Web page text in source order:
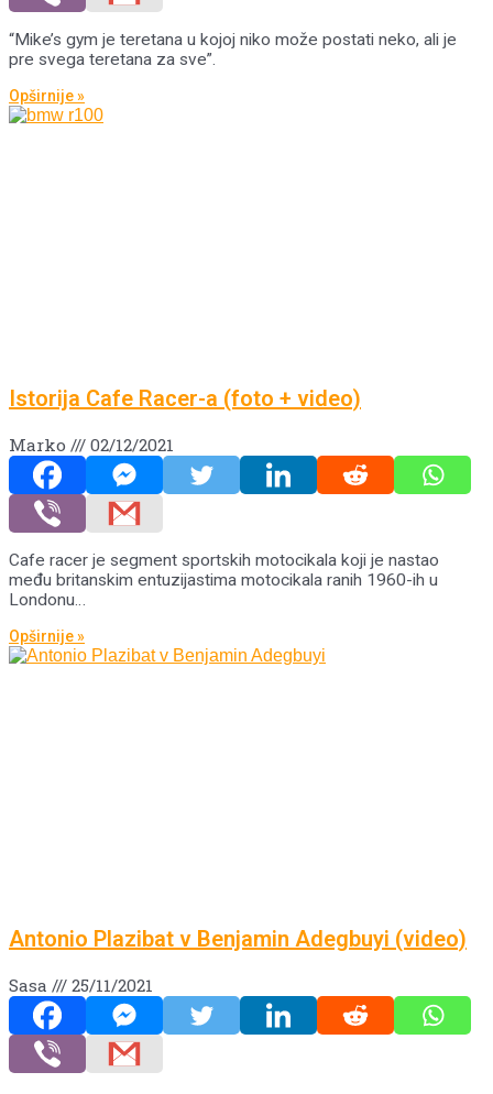
“Mike’s gym je teretana u kojoj niko može postati neko, ali je
pre svega teretana za sve”.
Opširnije »
Istorija Cafe Racer-a (foto + video)
Marko 02/12/2021
Cafe racer je segment sportskih motocikala koji je nastao
među britanskim entuzijastima motocikala ranih 1960-ih u
Londonu…
Opširnije »
Antonio Plazibat v Benjamin Adegbuyi (video)
Sasa 25/11/2021